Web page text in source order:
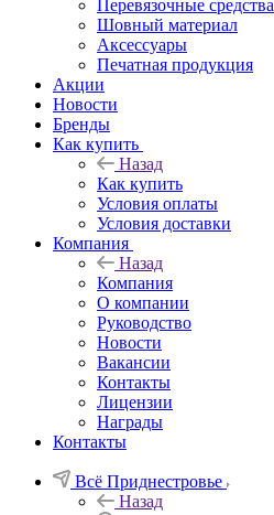
Перевязочные средства
Шовный материал
Аксессуары
Печатная продукция
Акции
Новости
Бренды
Как купить
Назад
Как купить
Условия оплаты
Условия доставки
Компания
Назад
Компания
О компании
Руководство
Новости
Вакансии
Контакты
Лицензии
Награды
Контакты
Всё Приднестровье
Назад